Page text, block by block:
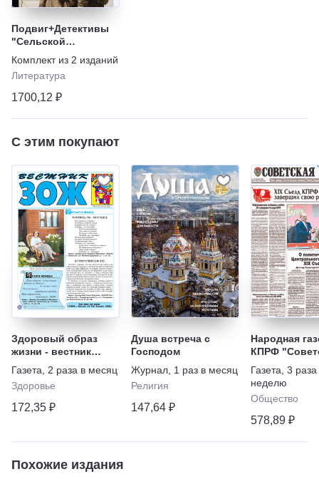
Подвиг+Детективы
"Сельской
молодёжи"
Комплект из 2 изданий
Литература
1700,12 ₽
С этим покупают
Здоровый образ
жизни - вестник
"ЗОЖ"
Газета
2 раза в месяц
Здоровье
172,35 ₽
Душа встреча с
Господом
Журнал 1 раз в месяц
Религия
147,64 ₽
Народная
КПРФ
Россия"
Газета 3 раза
неделю
Общество
578,89 ₽
Похожие издания